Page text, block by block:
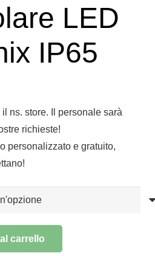
LED
IP65
ns. store. Il personale sarà
richieste!
personalizzato e gratuito,
carrello